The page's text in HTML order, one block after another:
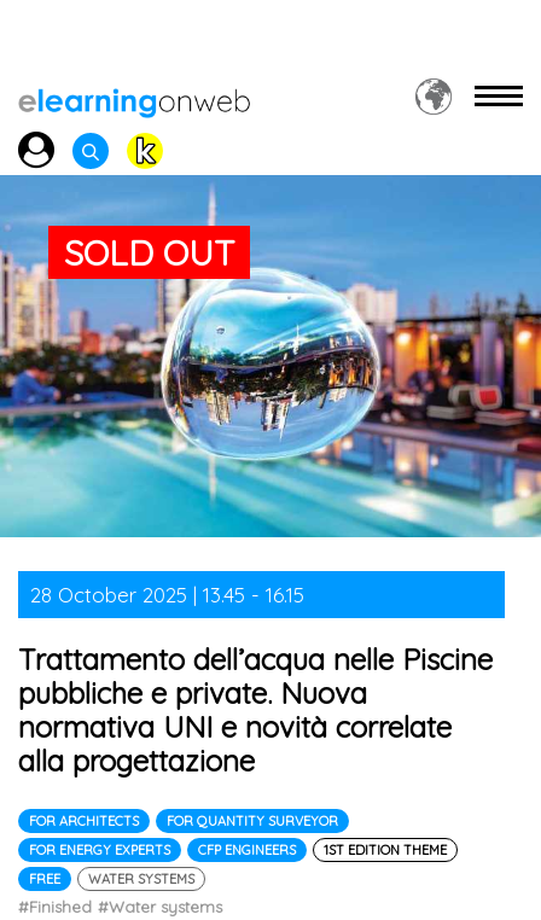
SOLD OUT
28 October 2025 | 13.45 - 16.15
Trattamento dell’acqua nelle Piscine
pubbliche e private. Nuova
normativa UNI e novità correlate
alla progettazione
FOR ARCHITECTS
FOR QUANTITY SURVEYOR
FOR ENERGY EXPERTS
CFP ENGINEERS
1ST EDITION THEME
FREE
WATER SYSTEMS
#Finished #Water systems